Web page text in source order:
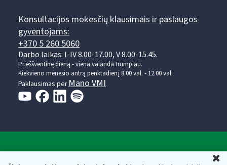
Konsultacijos mokesčių klausimais ir paslaugos
gyventojams:
+370 5 260 5060
Darbo laikas: I-IV 8.00-17.00, V 8.00-15.45.
Prieššventinę dieną - viena valanda trumpiau.
Kiekvieno mėnesio antrą penktadienį 8.00 val. - 12.00 val.
Paklausimas per Mano VMI